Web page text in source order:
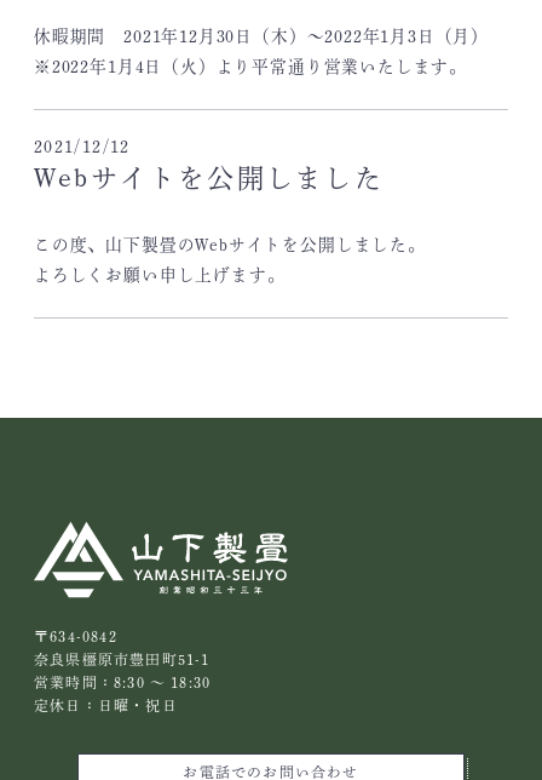
休暇期間 2021年12月30日（木）～2022年1月3日（月）
※2022年1月4日（火）より平常通り営業いたします。
2021/12/12
Webサイトを公開しました
この度、山下製畳のWebサイトを公開しました。
よろしくお願い申し上げます。
〒634-0842
奈良県橿原市豊田町51-1
営業時間：8:30 ～ 18:30
定休日：日曜・祝日
お電話でのお問い合わせ